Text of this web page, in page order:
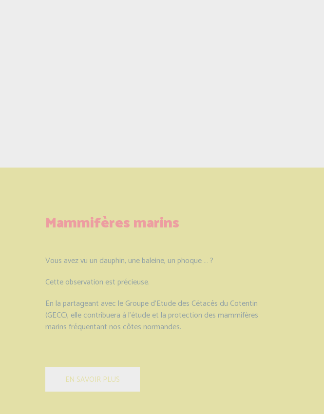
Mammifères marins
Vous avez vu un dauphin, une baleine, un phoque … ?
Cette observation est précieuse.
En la partageant avec le Groupe d’Etude des Cétacés du Cotentin
(GECC), elle contribuera à l’étude et la protection des mammifères
marins fréquentant nos côtes normandes.